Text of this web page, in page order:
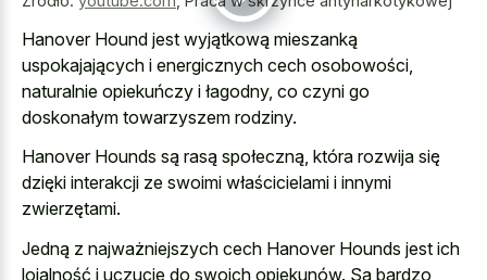
Hanover Hound jest wyjątkową mieszanką
uspokajających i energicznych cech osobowości,
naturalnie opiekuńczy i łagodny, co czyni go
doskonałym towarzyszem rodziny.
Hanover Hounds są rasą społeczną, która rozwija się
dzięki interakcji ze swoimi właścicielami i innymi
zwierzętami.
Jedną z najważniejszych cech Hanover Hounds jest ich
lojalność i uczucie do swoich opiekunów. Są bardzo